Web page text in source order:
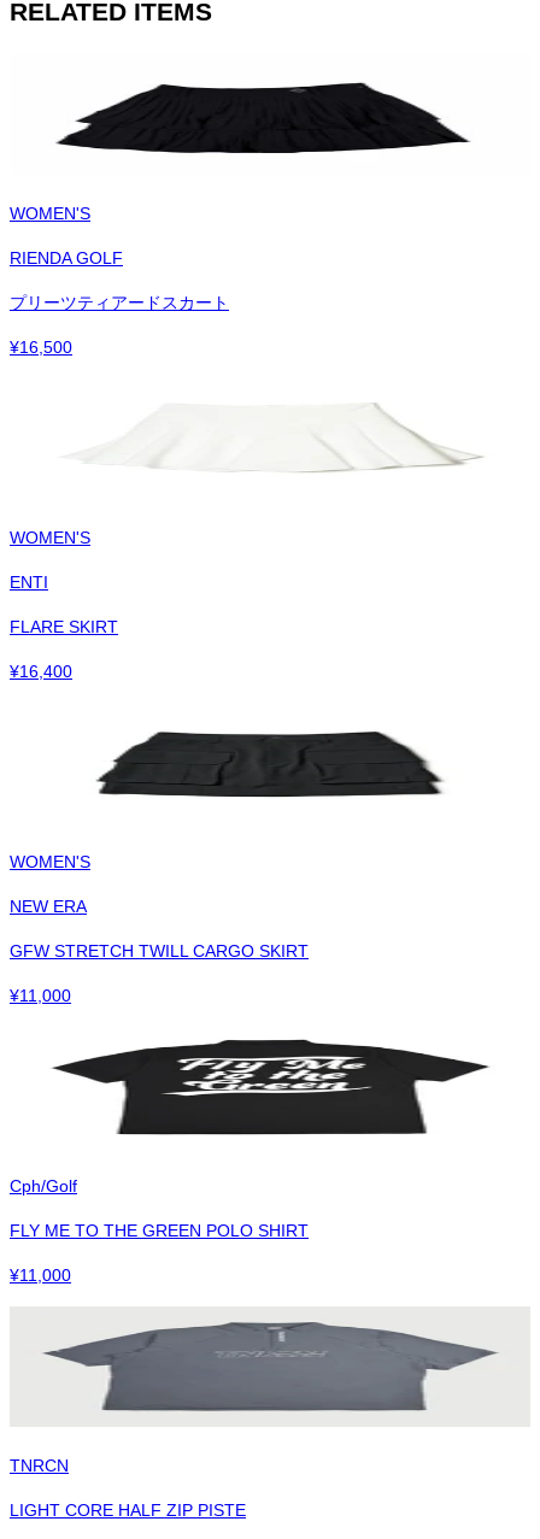
RELATED ITEMS
WOMEN'S
RIENDA GOLF
プリーツティアードスカート
¥16,500
WOMEN'S
ENTI
FLARE SKIRT
¥16,400
WOMEN'S
NEW ERA
GFW STRETCH TWILL CARGO SKIRT
¥11,000
Cph/Golf
FLY ME TO THE GREEN POLO SHIRT
¥11,000
TNRCN
LIGHT CORE HALF ZIP PISTE